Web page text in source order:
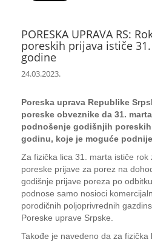
PORESKA UPRAVA RS:
poreskih prijava ističe
godine
24.03.2023.
Poreska uprava Republike
poreske obveznike da 31.
podnošenje godišnjih
godinu, koje je moguće
Za fizička lica 31. marta ističe rok
poreske prijave za porez na
godišnje prijave poreza po
podnose samo nosioci
porodičnih poljoprivrednih
Poreske uprave Srpske.
Takođe je navedeno da za